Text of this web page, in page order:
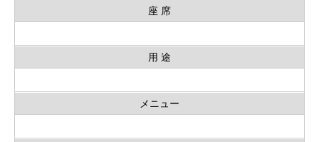
座 席
用 途
メニュー